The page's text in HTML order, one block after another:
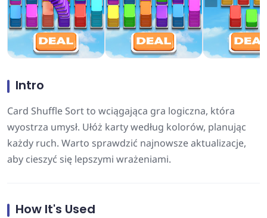
Intro
Card Shuffle Sort to wciągająca gra logiczna, która
wyostrza umysł. Ułóż karty według kolorów, planując
każdy ruch. Warto sprawdzić najnowsze aktualizacje,
aby cieszyć się lepszymi wrażeniami.
How It's Used